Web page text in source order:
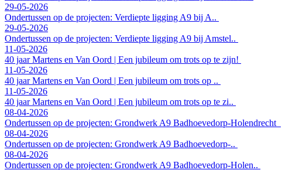
29-05-2026
Ondertussen op de projecten: Verdiepte ligging A9 bij A..
29-05-2026
Ondertussen op de projecten: Verdiepte ligging A9 bij Amstel..
11-05-2026
40 jaar Martens en Van Oord | Een jubileum om trots op te zijn!
11-05-2026
40 jaar Martens en Van Oord | Een jubileum om trots op ..
11-05-2026
40 jaar Martens en Van Oord | Een jubileum om trots op te zi..
08-04-2026
Ondertussen op de projecten: Grondwerk A9 Badhoevedorp-Holendrecht
08-04-2026
Ondertussen op de projecten: Grondwerk A9 Badhoevedorp-..
08-04-2026
Ondertussen op de projecten: Grondwerk A9 Badhoevedorp-Holen..